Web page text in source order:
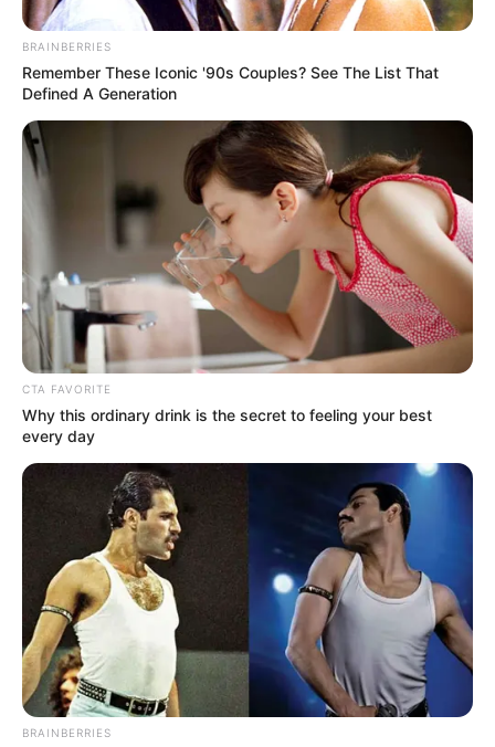
BRAINBERRIES
Remember These Iconic '90s Couples? See The List That
Defined A Generation
CTA FAVORITE
Why this ordinary drink is the secret to feeling your best
every day
BRAINBERRIES